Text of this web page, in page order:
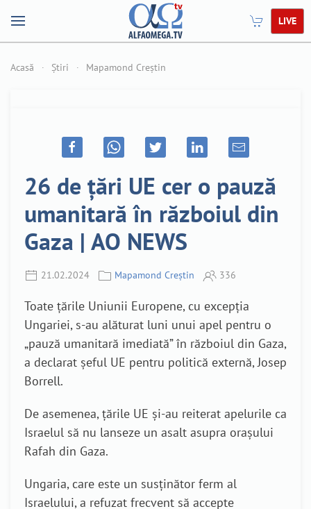
LIVE
Acasă Știri Mapamond Creștin
26 de țări UE cer o pauză
umanitară în războiul din
Gaza | AO NEWS
21.02.2024 Mapamond Creștin 336
Toate țările Uniunii Europene, cu excepția
Ungariei, s-au alăturat luni unui apel pentru o
„pauză umanitară imediată” în războiul din Gaza,
a declarat șeful UE pentru politică externă, Josep
Borrell.
De asemenea, țările UE și-au reiterat apelurile ca
Israelul să nu lanseze un asalt asupra orașului
Rafah din Gaza.
Ungaria, care este un susținător ferm al
Israelului, a refuzat frecvent să accepte